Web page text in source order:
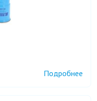
Подробнее